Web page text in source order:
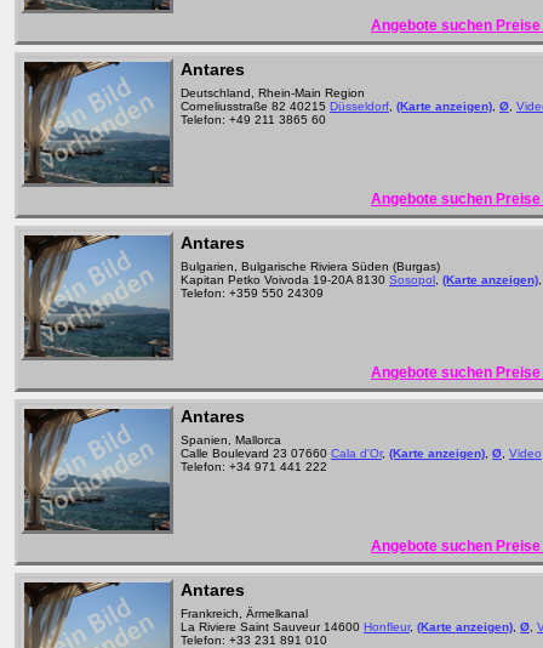
Angebote suchen
Antares
Deutschland, Rhein-Main Region
Corneliusstraße 82 40215 Düsseldorf (Karte anzeigen) Ø
Telefon: +49 211 3865 60
Angebote suchen
Antares
Bulgarien, Bulgarische Riviera Süden (Burgas)
Kapitan Petko Voivoda 19-20A 8130 Sosopol (Karte anzeigen)
Telefon: +359 550 24309
Angebote suchen
Antares
Spanien, Mallorca
Calle Boulevard 23 07660 Cala d'Or, (Karte anzeigen) Ø Video
Telefon: +34 971 441 222
Angebote suchen
Antares
Frankreich, Ärmelkanal
La Riviere Saint Sauveur 14600 Honfleur, (Karte anzeigen) Ø
Telefon: +33 231 891 010